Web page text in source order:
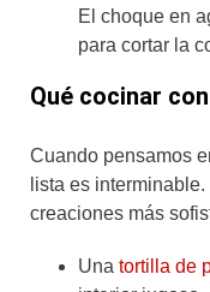
El choque en
para cortar la
Qué cocinar
Cuando pensamos
lista es
creaciones más
Una tortilla de